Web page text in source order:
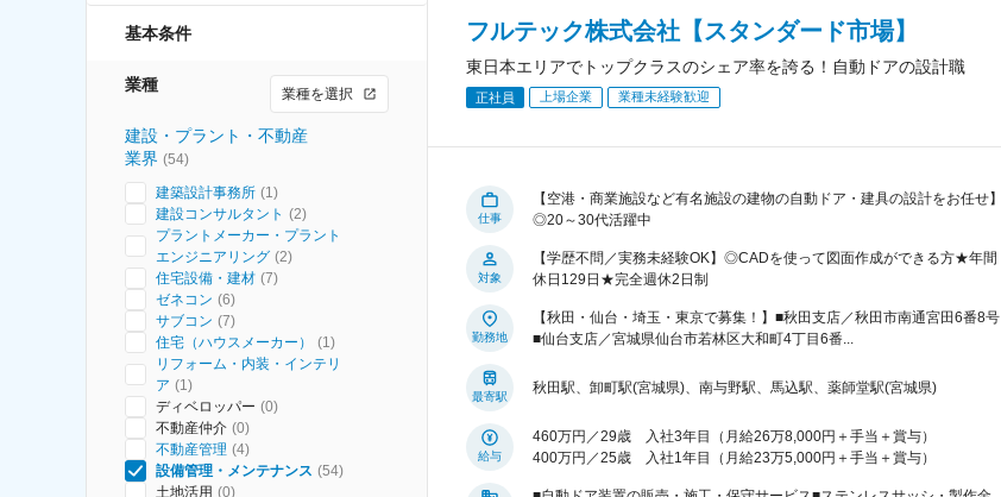
基本条件
業種 業種を選択
建設・プラント・不動産
業界 (54)
建築設計事務所 (1)
建設コンサルタント (2)
プラントメーカー・プラント
エンジニアリング (2)
住宅設備・建材 (7)
ゼネコン (6)
サブコン (7)
住宅（ハウスメーカー）
(1)
リフォーム・内装・インテリ
ア (1)
ディベロッパー (0)
不動産仲介 (0)
不動産管理 (4)
設備管理・メンテナンス (54)
土地活用 (0)
フルテック株式会社【スタンダード市場】
東日本エリアでトップクラスのシェア率を誇る！自動ドアの設計職
正社員 上場企業 業種未経験歓迎
仕事
【空港・商業施設など有名施設の建物の自動ドア・建具の設計をお任せ】
◎20～30代活躍中
対象
【学歴不問／実務未経験OK】◎CADを使って図面作成ができる方★年間
休日129日★完全週休2日制
勤務地
【秋田・仙台・埼玉・東京で募集！】■秋田支店／秋田市南通宮田6番8号
■仙台支店／宮城県仙台市若林区大和町4丁目6番...
最寄駅
秋田駅、卸町駅(宮城県)、南与野駅、馬込駅、薬師堂駅(宮城県)
給与
460万円／29歳 入社3年目（月給26万8,000円＋手当＋賞与）
400万円／25歳 入社1年目（月給23万5,000円＋手当＋賞与）